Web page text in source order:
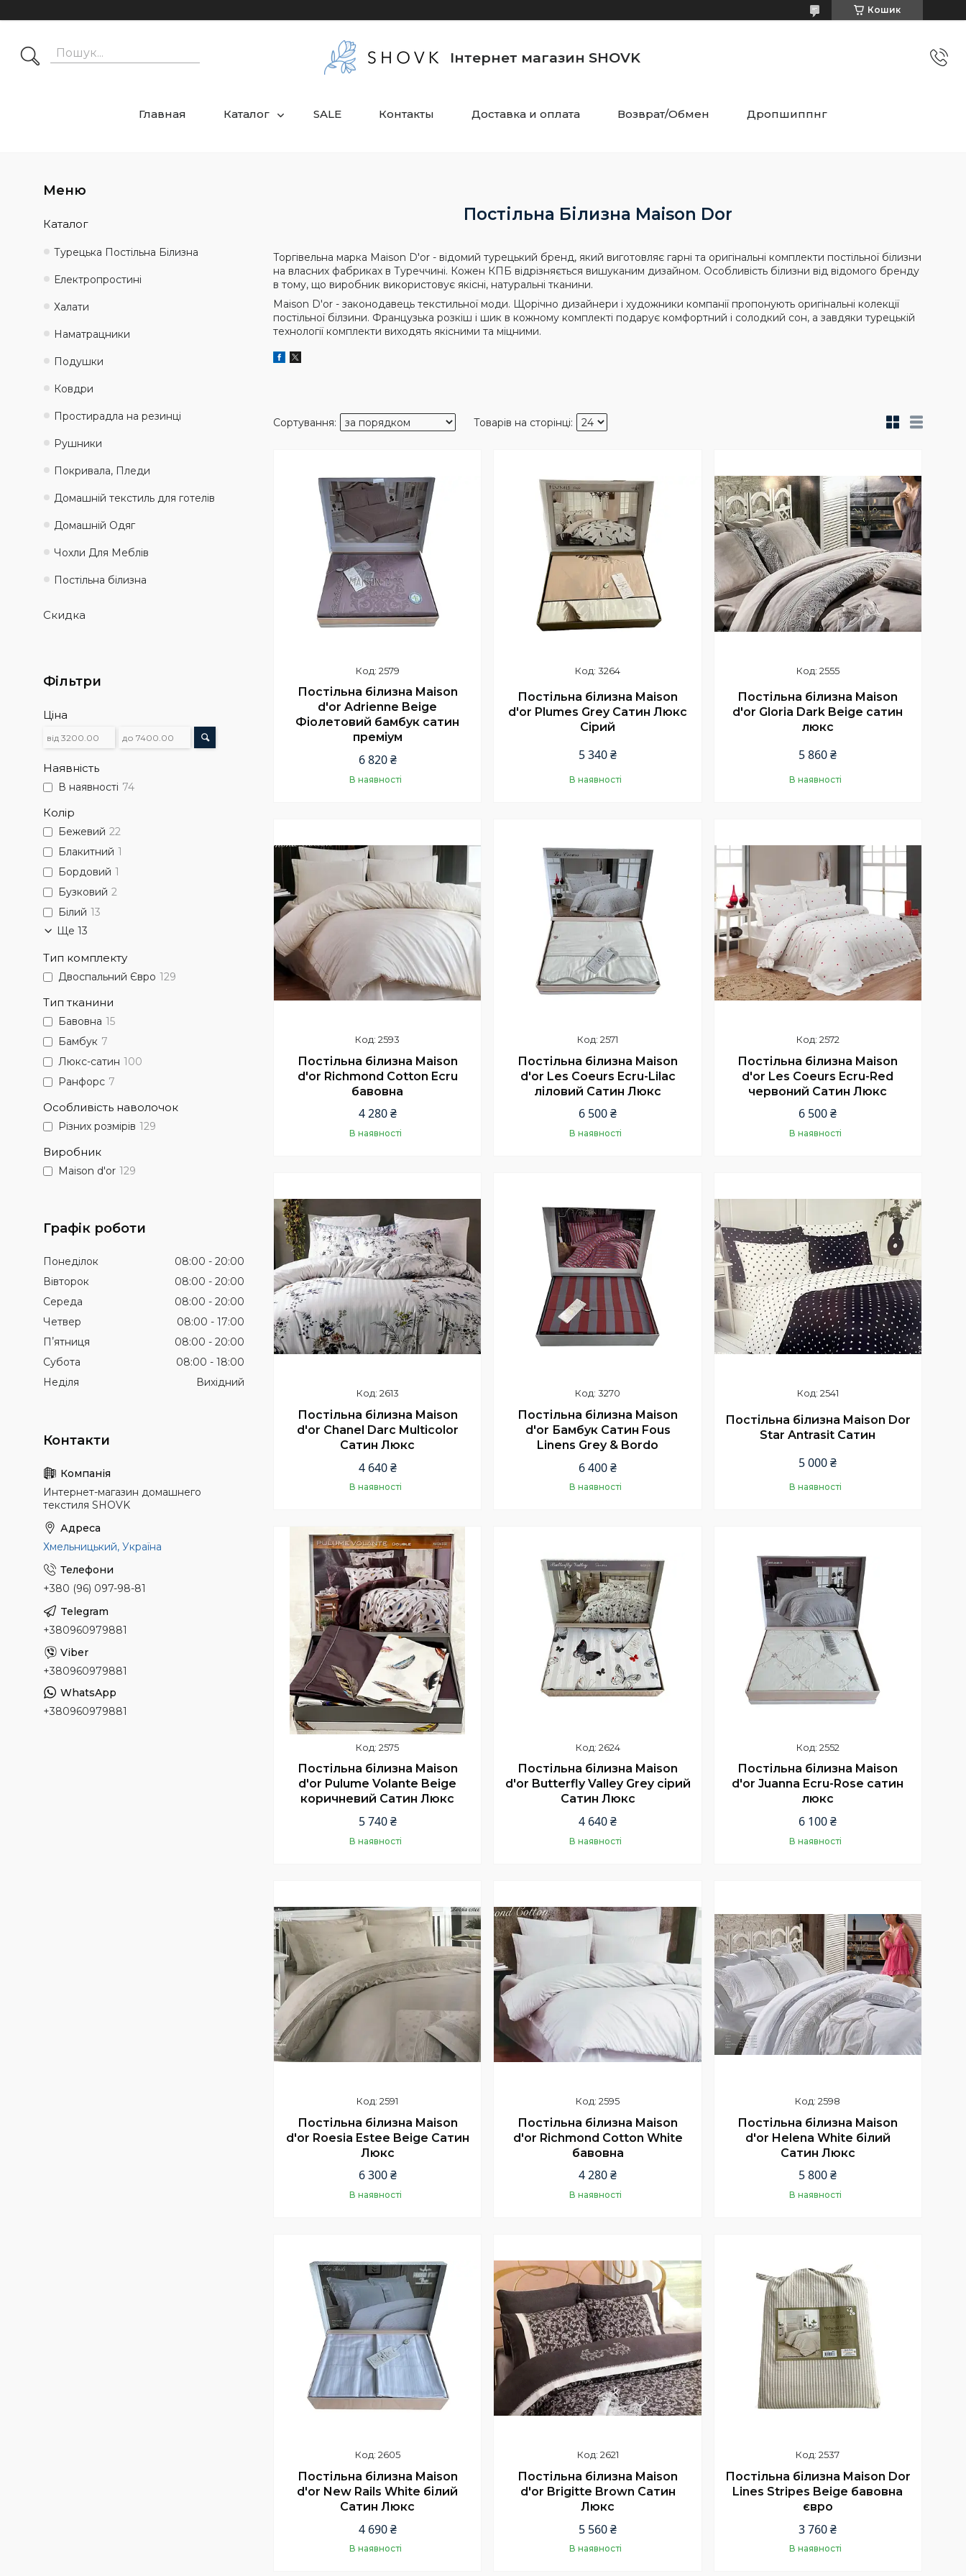
Кошик
Інтернет магазин SHOVK
Главная Каталог SALE Контакты Доставка и оплата Возврат/Обмен Дропшиппнг
Постільна Білизна Maison Dor
Торгiвельна марка Maison D'or - відомий турецький бренд, який виготовляє гарні та оригінальні комплекти постільної білизни
на власних фабриках в Туреччині. Кожен КПБ відрізняється вишуканим дизайном. Особливість білизни від відомого бренду
в тому, що виробник використовує якісні, натуральні тканини.
Maison D'or - законодавець текстильної моди. Щорічно дизайнери і художники компанії пропонують оригінальні колекції
постільної білзини. Французька розкіш і шик в кожному комплекті подарує комфортний і солодкий сон, а завдяки турецькій
технології комплекти виходять якісними та міцними.
2579
Постільна білизна Maison
d'or Adrienne Beige
Фіолетовий бамбук сатин
преміум
6 820 ₴
В наявності
3264
Постільна білизна Maison
d'or Plumes Grey Сатин Люкс
Сірий
5 340 ₴
В наявності
2555
Постільна білизна Maison
d'or Gloria Dark Beige сатин
люкс
5 860 ₴
В наявності
2593
Постільна білизна Maison
d'or Richmond Cotton Ecru
бавовна
4 280 ₴
В наявності
2571
Постільна білизна Maison
d'or Les Coeurs Ecru-Lilac
ліловий Сатин Люкс
6 500 ₴
В наявності
2572
Постільна білизна Maison
d'or Les Coeurs Ecru-Red
червоний Сатин Люкс
6 500 ₴
В наявності
2613
Постільна білизна Maison
d'or Chanel Darc Multicolor
Сатин Люкс
4 640 ₴
В наявності
Купити
3270
Постільна білизна Maison
d'or Бамбук Сатин Fous
Linens Grey & Bordo
6 400 ₴
В наявності
2541
Постільна білизна Maison Dor
Star Antrasit Сатин
5 000 ₴
В наявності
2575
Постільна білизна Maison
d'or Pulume Volante Beige
коричневий Сатин Люкс
5 740 ₴
В наявності
2624
Постільна білизна Maison
d'or Butterfly Valley Grey сірий
Сатин Люкс
4 640 ₴
В наявності
2552
Постільна білизна Maison
d'or Juanna Ecru-Rose сатин
люкс
6 100 ₴
В наявності
2591
Постільна білизна Maison
d'or Roesia Estee Beige Сатин
Люкс
6 300 ₴
В наявності
2595
Постільна білизна Maison
d'or Richmond Cotton White
бавовна
4 280 ₴
В наявності
2598
Постільна білизна Maison
d'or Helena White білий
Сатин Люкс
5 800 ₴
В наявності
2605
Постільна білизна Maison
d'or New Rails White білий
Сатин Люкс
4 690 ₴
В наявності
2621
Постільна білизна Maison
d'or Brigitte Brown Сатин
Люкс
5 560 ₴
В наявності
2537
Постільна білизна Maison Dor
Lines Stripes Beige бавовна
євро
3 760 ₴
В наявності
Каталог
Турецька Постільна Білизна
Електропростині
Халати
Наматрацники
Подушки
Ковдри
Простирадла на резинці
Рушники
Покривала, Пледи
Домашній текстиль для готелів
Домашній Одяг
Чохли Для Меблів
Постільна білизна
Скидка
Фільтри
Ціна
Наявність
В наявності 74
Колір
Бежевий 22
Блакитний 1
Бордовий 1
Бузковий 2
Білий 13
Ще 13
Тип комплекту
Двоспальний Євро 129
Тип тканини
Бавовна 15
Бамбук 7
Люкс-сатин 100
Ранфорс 7
Особливість наволочок
Різних розмірів 129
Виробник
Maison d'or 129
Графік роботи
Понеділок 08:00
20:00
Вівторок
08:00
20:00
Середа
08:00
20:00
Четвер
08:00
17:00
Пʼятниця
08:00
20:00
Субота
08:00
18:00
Неділя
Вихідний
Интернет-магазин домашнего
текстиля SHOVK
Хмельницький, Україна
+380 (96) 097-98-81
+380960979881
+380960979881
+380960979881